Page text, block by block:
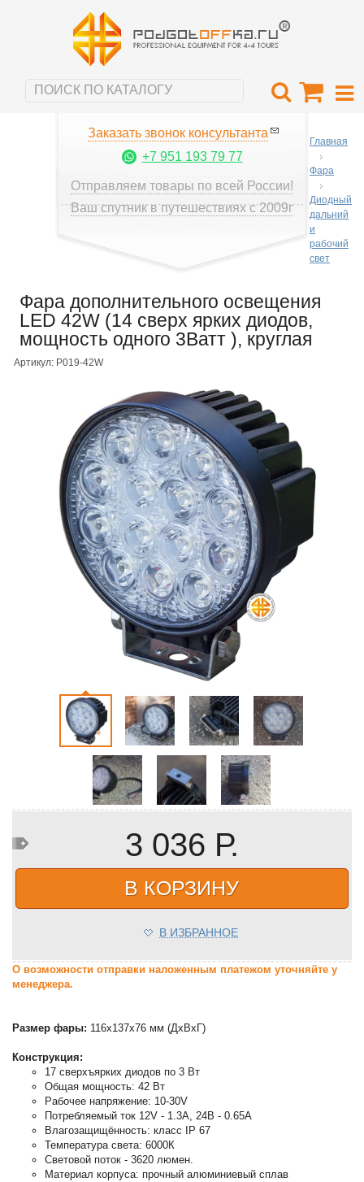
Заказать звонок консультанта
+7 951 193 79 77
Отправляем товары по всей России!
Ваш спутник в путешествиях с 2009г
Главная
Фара
Диодный
дальний
и
рабочий
свет
Фара дополнительного освещения
LED 42W (14 сверх ярких диодов,
мощность одного 3Ватт ), круглая
Артикул: P019-42W
3 036 Р.
В КОРЗИНУ
В ИЗБРАННОЕ
О возможности отправки наложенным платежом уточняйте у
менеджера.
Размер фары: 116х137х76 мм (ДхВхГ)
Конструкция:
17 сверхъярких диодов по 3 Вт
Общая мощность: 42 Вт
Рабочее напряжение: 10-30V
Потребляемый ток 12V - 1.3A, 24В - 0.65A
Влагозащищённость: класс IP 67
Температура света: 6000К
Световой поток - 3620 люмен.
Материал корпуса: прочный алюминиевый сплав